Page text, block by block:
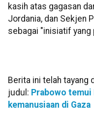
kasih atas gagasan
Jordania, dan Sekjen
sebagai "inisiatif yang
Berita ini telah tayang
judul: Prabowo temui
kemanusiaan di Gaza